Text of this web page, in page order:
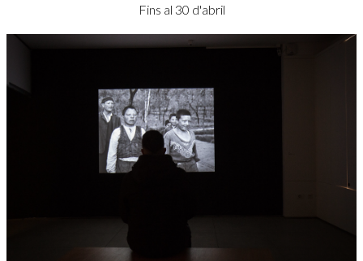
Fins al 30 d'abril